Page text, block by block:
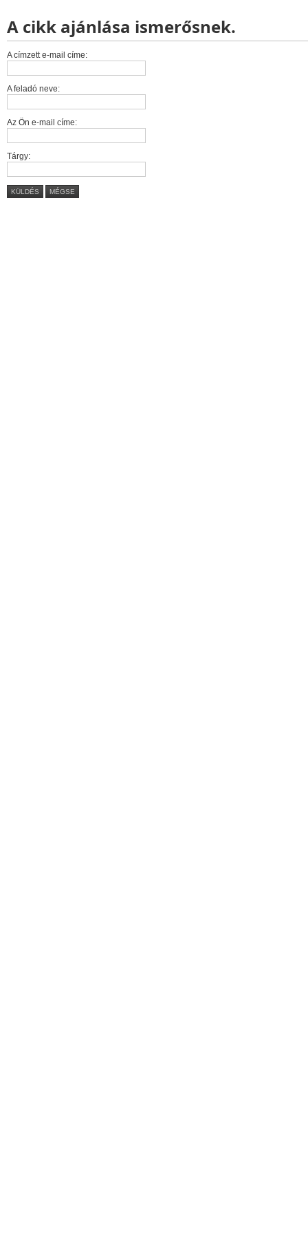
A cikk ajánlása ismerősnek.
A címzett e-mail címe:
A feladó neve:
Az Ön e-mail címe:
Tárgy:
KÜLDÉS MÉGSE